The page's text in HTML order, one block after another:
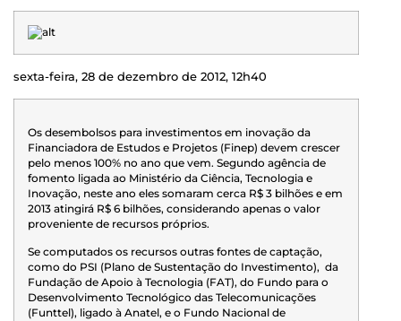
sexta-feira, 28 de dezembro de 2012, 12h40
Os desembolsos para investimentos em inovação da
Financiadora de Estudos e Projetos (Finep) devem crescer
pelo menos 100% no ano que vem. Segundo agência de
fomento ligada ao Ministério da Ciência, Tecnologia e
Inovação, neste ano eles somaram cerca R$ 3 bilhões e em
2013 atingirá R$ 6 bilhões, considerando apenas o valor
proveniente de recursos próprios.
Se computados os recursos outras fontes de captação,
como do PSI (Plano de Sustentação do Investimento), da
Fundação de Apoio à Tecnologia (FAT), do Fundo para o
Desenvolvimento Tecnológico das Telecomunicações
(Funttel), ligado à Anatel, e o Fundo Nacional de